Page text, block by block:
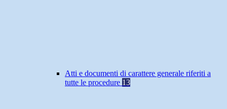
Atti e documenti di carattere generale riferiti a
tutte le procedure 13